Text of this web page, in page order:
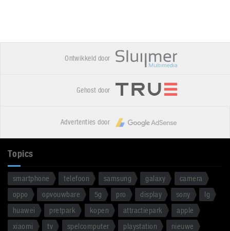
Ontwikkeld door
Gehost door
Advertenties door
Topics
smartphone telefoon samsung galaxy
camera
oppo
opvouwbare 5g pro display sony
lg
huawei
pretpark kopen attractiepark
apple
xiaomi
tv spelcomputer playstation
nieuwe